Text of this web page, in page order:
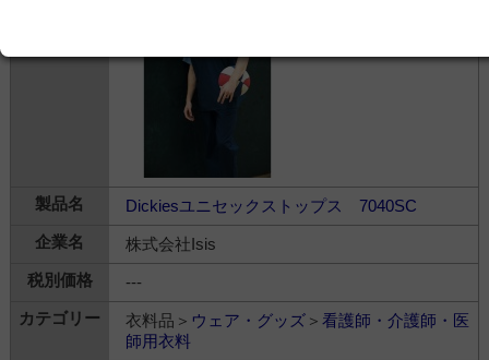
Dickiesユニセックストップス 7040SC
株式会社Isis
---
衣料品＞ ウェア・グッズ＞ 看護師・介護師・医
師用衣料